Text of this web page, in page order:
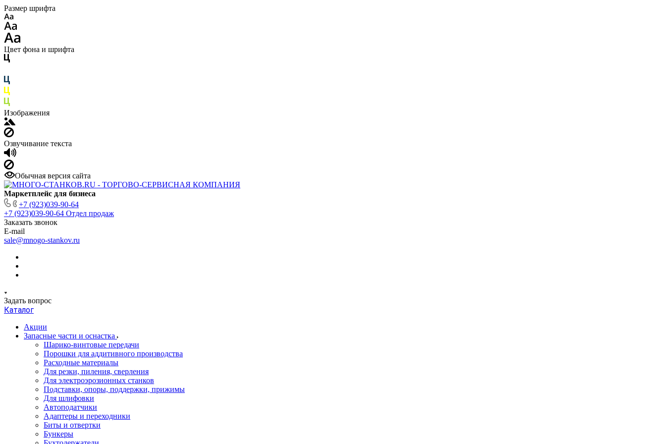
Размер шрифта
Цвет фона и шрифта
Изображения
Озвучивание текста
Обычная версия сайта
Маркетплейс для бизнеса
+7 (923)039-90-64
+7 (923)039-90-64 Отдел продаж
Заказать звонок
E-mail
sale@mnogo-stankov.ru
Задать вопрос
Каталог
Акции
Запасные части и оснастка
Шарико-винтовые передачи
Порошки для аддитивного производства
Расходные материалы
Для резки, пиления, сверления
Для электроэрозионных станков
Подставки, опоры, поддержки, прижимы
Для шлифовки
Автоподатчики
Адаптеры и переходники
Биты и отвертки
Бункеры